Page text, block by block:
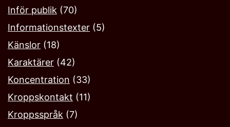
Inför publik (70)
Informationstexter (5)
Känslor (18)
Karaktärer (42)
Koncentration (33)
Kroppskontakt (11)
Kroppsspråk (7)